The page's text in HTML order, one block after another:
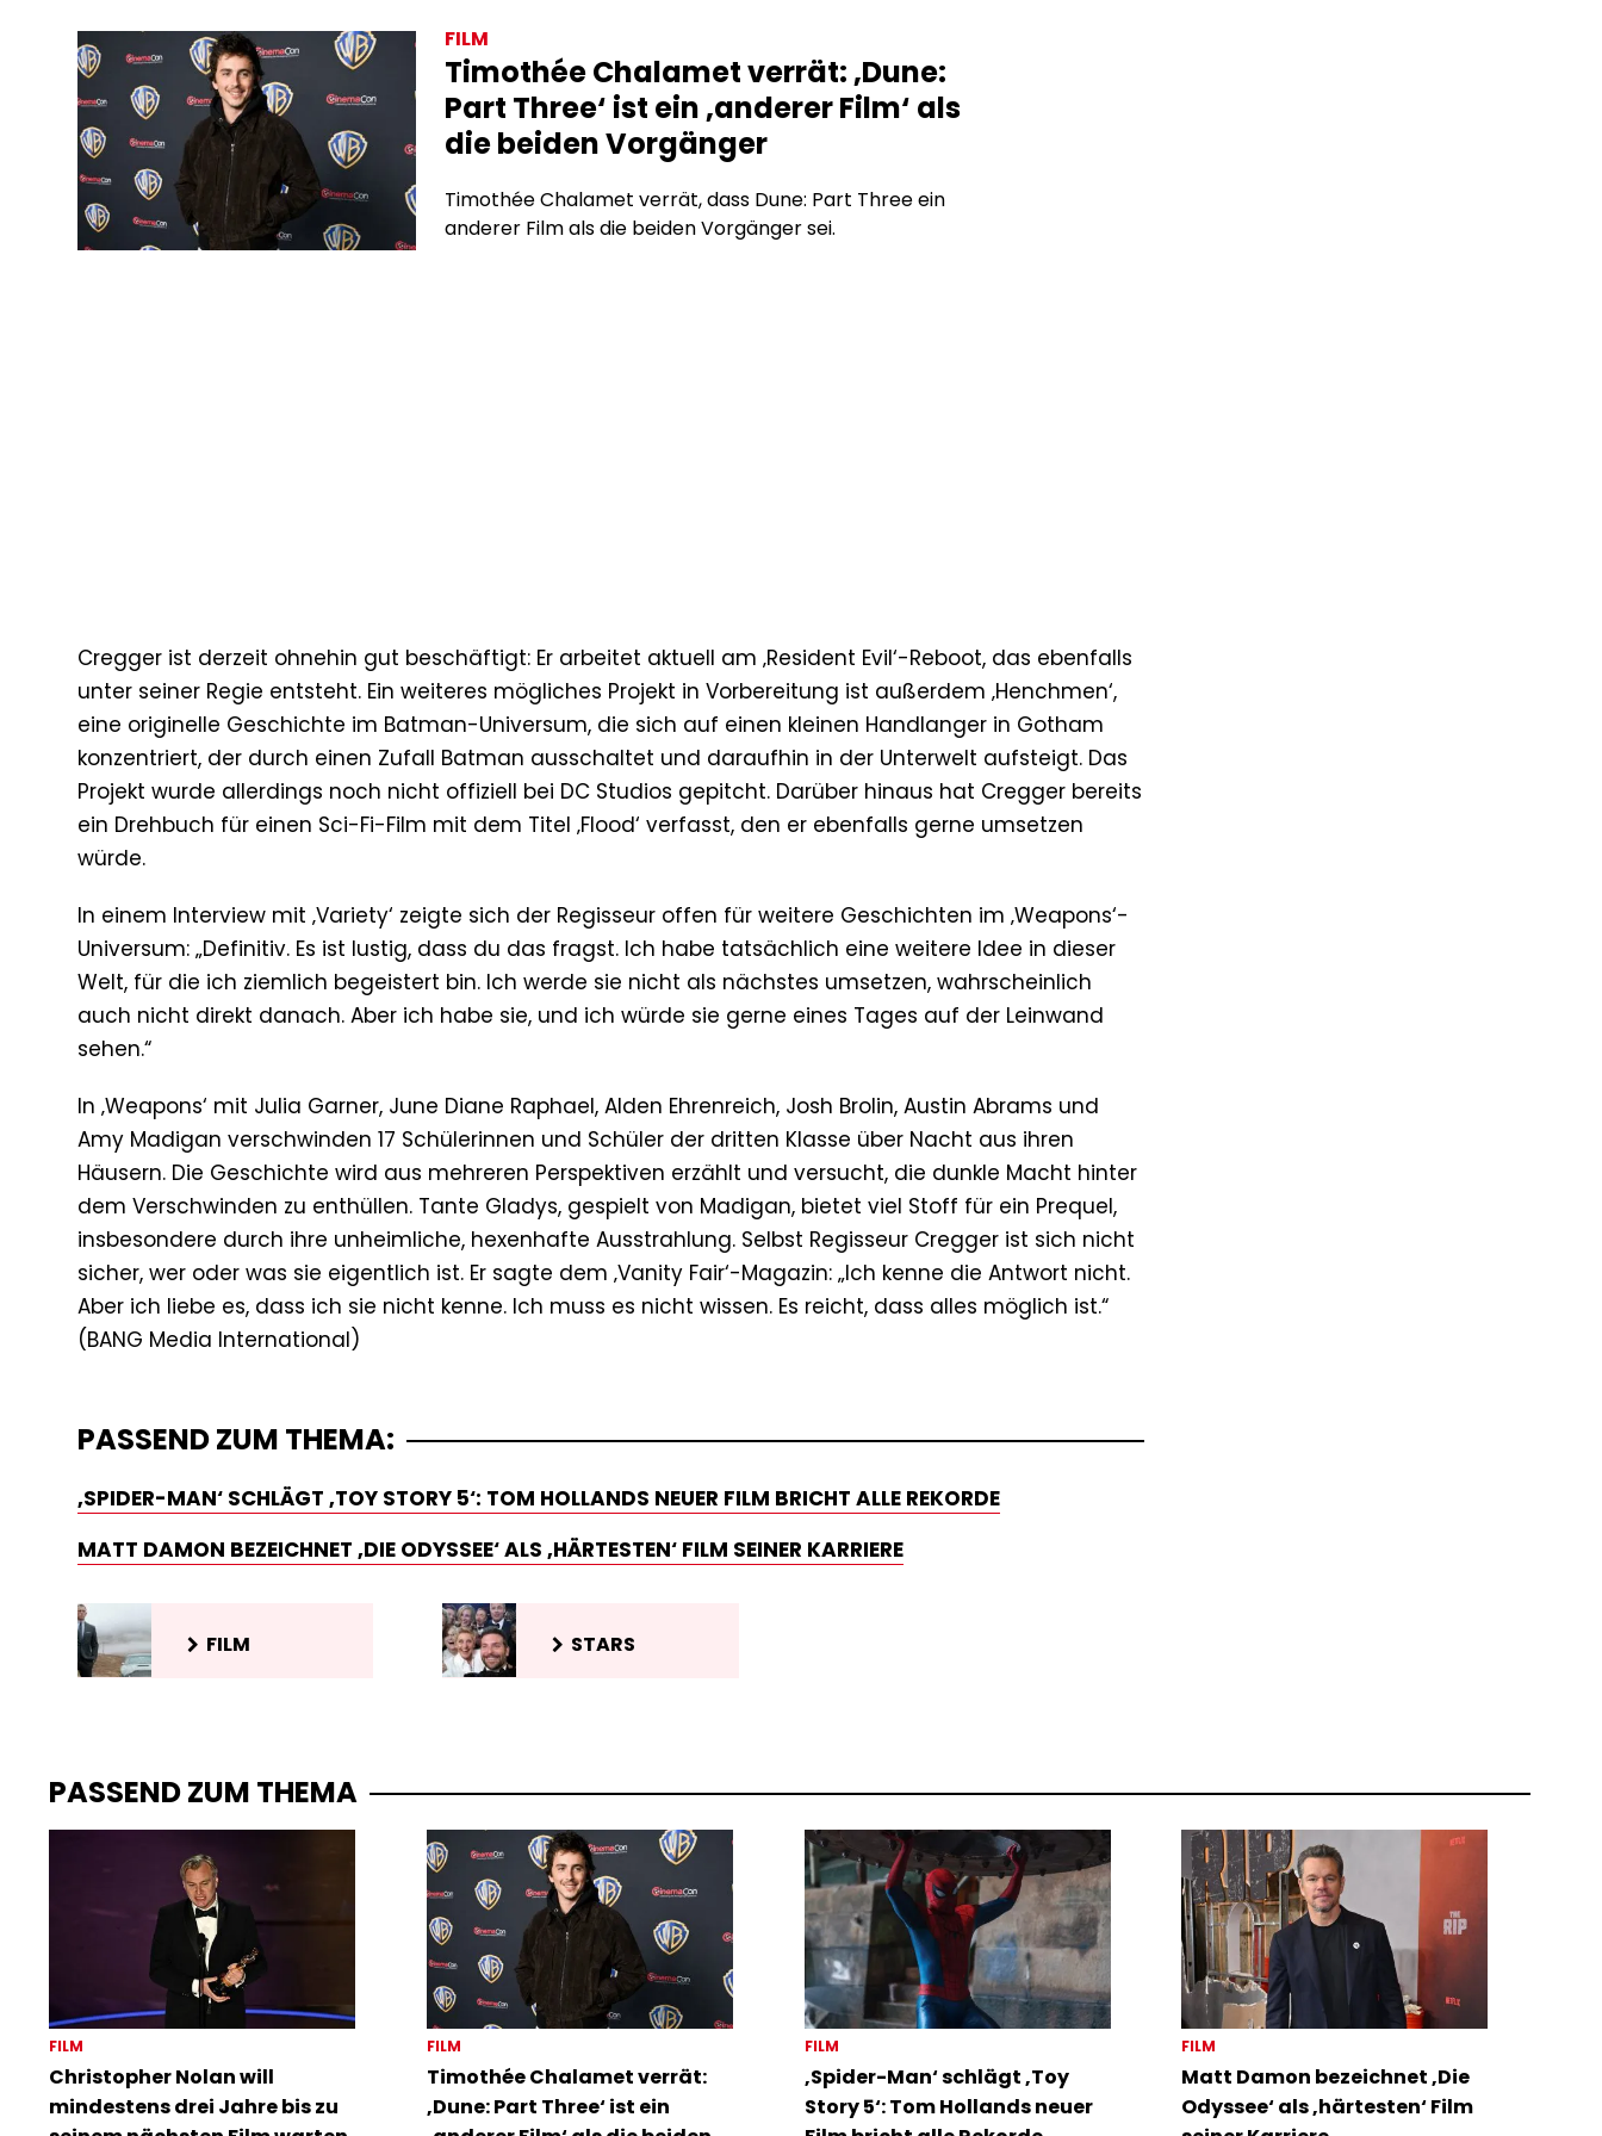
FILM
Timothée Chalamet verrät: ‚Dune:
Part Three‘ ist ein ‚anderer Film‘ als
die beiden Vorgänger
Timothée Chalamet verrät, dass Dune: Part Three ein
anderer Film als die beiden Vorgänger sei.
Cregger ist derzeit ohnehin gut beschäftigt: Er arbeitet aktuell am ‚Resident Evil‘-Reboot, das ebenfalls
unter seiner Regie entsteht. Ein weiteres mögliches Projekt in Vorbereitung ist außerdem ‚Henchmen‘,
eine originelle Geschichte im Batman-Universum, die sich auf einen kleinen Handlanger in Gotham
konzentriert, der durch einen Zufall Batman ausschaltet und daraufhin in der Unterwelt aufsteigt. Das
Projekt wurde allerdings noch nicht offiziell bei DC Studios gepitcht. Darüber hinaus hat Cregger bereits
ein Drehbuch für einen Sci-Fi-Film mit dem Titel ‚Flood‘ verfasst, den er ebenfalls gerne umsetzen
würde.
In einem Interview mit ‚Variety‘ zeigte sich der Regisseur offen für weitere Geschichten im ‚Weapons‘-
Universum: „Definitiv. Es ist lustig, dass du das fragst. Ich habe tatsächlich eine weitere Idee in dieser
Welt, für die ich ziemlich begeistert bin. Ich werde sie nicht als nächstes umsetzen, wahrscheinlich
auch nicht direkt danach. Aber ich habe sie, und ich würde sie gerne eines Tages auf der Leinwand
sehen.“
In ‚Weapons‘ mit Julia Garner, June Diane Raphael, Alden Ehrenreich, Josh Brolin, Austin Abrams und
Amy Madigan verschwinden 17 Schülerinnen und Schüler der dritten Klasse über Nacht aus ihren
Häusern. Die Geschichte wird aus mehreren Perspektiven erzählt und versucht, die dunkle Macht hinter
dem Verschwinden zu enthüllen. Tante Gladys, gespielt von Madigan, bietet viel Stoff für ein Prequel,
insbesondere durch ihre unheimliche, hexenhafte Ausstrahlung. Selbst Regisseur Cregger ist sich nicht
sicher, wer oder was sie eigentlich ist. Er sagte dem ‚Vanity Fair‘-Magazin: „Ich kenne die Antwort nicht.
Aber ich liebe es, dass ich sie nicht kenne. Ich muss es nicht wissen. Es reicht, dass alles möglich ist.“
PASSEND ZUM THEMA:
‚SPIDER-MAN‘ SCHLÄGT ‚TOY STORY 5‘: TOM HOLLANDS NEUER FILM BRICHT ALLE REKORDE
MATT DAMON BEZEICHNET ‚DIE ODYSSEE‘ ALS ‚HÄRTESTEN‘ FILM SEINER KARRIERE
FILM STARS
PASSEND ZUM THEMA
FILM
Christopher Nolan will
mindestens drei Jahre bis zu
FILM
Timothée Chalamet verrät:
‚Dune: Part Three‘ ist ein
FILM
‚Spider-Man‘ schlägt ‚Toy
Story 5‘: Tom Hollands neuer
FILM
Matt Damon bezeichnet ‚Die
Odyssee‘ als ‚härtesten‘ Film